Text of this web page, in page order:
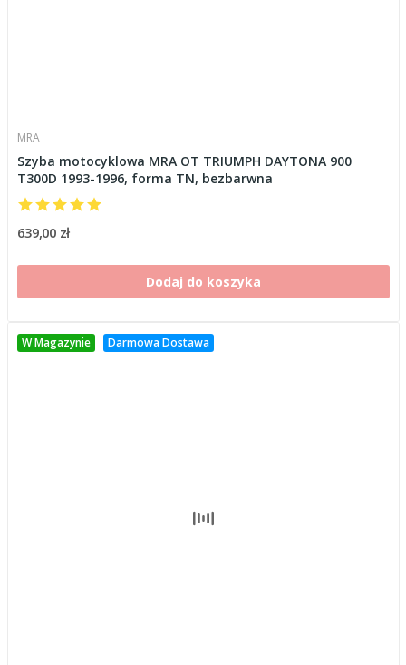
MRA
Szyba motocyklowa MRA OT TRIUMPH DAYTONA 900
T300D 1993-1996, forma TN, bezbarwna
639,00 zł
Dodaj do koszyka
W Magazynie Darmowa Dostawa